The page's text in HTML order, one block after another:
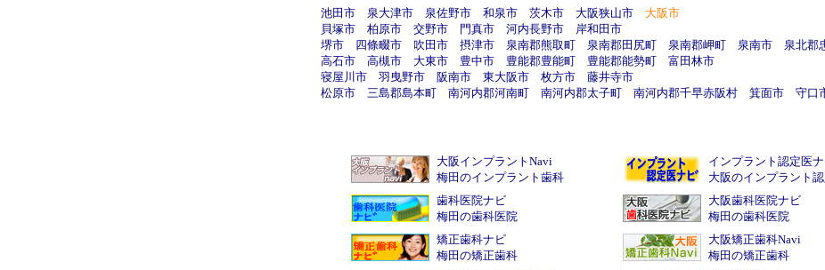
池田市 泉大津市 泉佐野市 和泉市 茨木市 大阪狭山市
大阪市
貝塚市
柏原市 交野市 門真市 河内長野市
岸和田市
堺市
四條畷市 吹田市 摂津市 泉南郡熊取町 泉南郡田尻町 泉南郡岬町 泉南市
泉北郡
高石市
高槻市 大東市 豊中市 豊能郡豊能町 豊能郡能勢町
富田林市
寝屋川市
羽曳野市 阪南市 東大阪市 枚方市
藤井寺市
松原市
三島郡島本町 南河内郡河南町 南河内郡太子町 南河内郡千早赤阪村 箕面市 守口
大阪インプラントNavi
梅田のインプラント歯科
インプラント認定医
大阪のインプラント
歯科医院ナビ
梅田の歯科医院
大阪歯科医院ナビ
梅田の歯科医院
矯正歯科ナビ
梅田の矯正歯科
大阪矯正歯科Navi
梅田の矯正歯科